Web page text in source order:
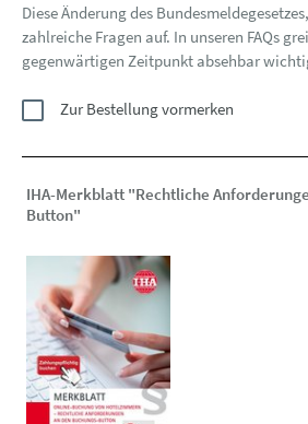
Diese Änderung des
zahlreiche Fragen auf. In unseren FAQs
gegenwärtigen Zeitpunkt absehbar
Zur Bestellung vormerken
IHA-Merkblatt "Rechtliche
Button"